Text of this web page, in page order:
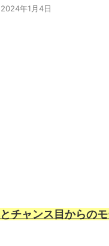
2024年1月4日
チャンス目からの